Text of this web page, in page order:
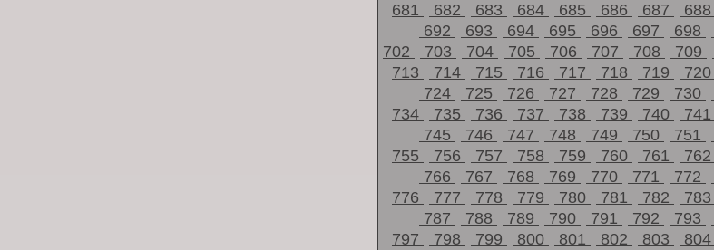
681
682 683 684 685 686 687 688
692
693 694 695 696 697 698
702
703 704 705 706 707 708 709
713
714 715 716 717 718 719 720
724
725 726 727 728 729 730
734
735 736 737 738 739 740 741
745
746 747 748 749 750 751
755
756 757 758 759 760 761 762
766
767 768 769 770 771 772
776
777 778 779 780 781 782 783
787
788 789 790 791 792 793
797
798 799 800 801 802 803 804